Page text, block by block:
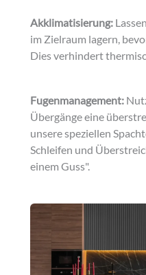
Akklimatisierung:
im Zielraum lagern,
Dies verhindert
Fugenmanagement:
Übergänge eine
unsere speziellen
Schleifen und
einem Guss".